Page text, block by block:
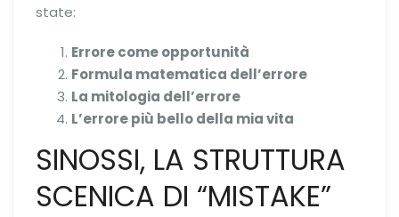
state:
Errore come opportunità
Formula matematica dell’errore
La mitologia dell’errore
L’errore più bello della mia vita
SINOSSI, LA STRUTTURA
SCENICA DI “MISTAKE”